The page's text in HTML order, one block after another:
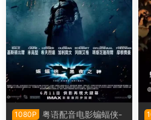
1080P
粤语配音电影蝙蝠侠-